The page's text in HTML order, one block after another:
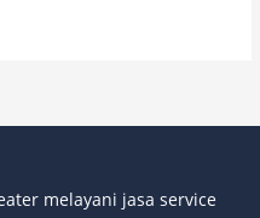
melayani jasa service